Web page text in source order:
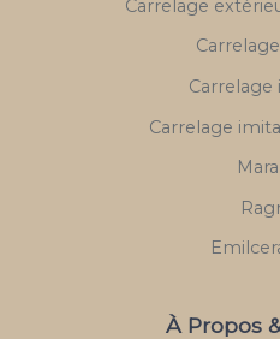
Carrelage
Carrelage
Carrelage
À Propos